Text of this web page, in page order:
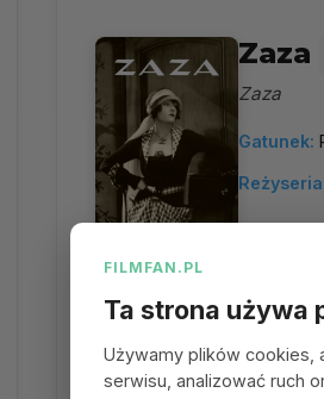
Zaza
Zaza
Gatunek:
FILMFAN.PL
Ta strona używa
Używamy plików cookies,
serwisu, analizować ruch